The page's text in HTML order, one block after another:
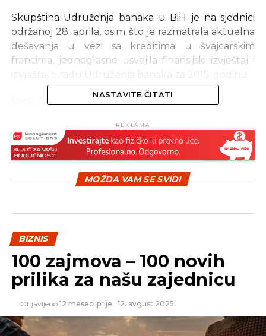
Skupština Udruženja banaka u BiH je na sjednici
održanoj 28. aprila, osim što je razmatrala aktuelna
dešavanja u vezi sa kreditima u švajcarskim
francima, jednoglasno usvojila finansijski izvještaj i
Izvor: Srna
SLIČNE TEME:
SLEDEĆI
Narodna banka Makedonije pooštrila
monetarnu politiku
NASTAVITE ČITATI
REKLAMA
MOŽDA VAM SE SVIDI
BIZNIS
100 zajmova – 100 novih
prilika za našu zajednicu
Objavljeno 12 meseci prije 12. avgust 2025.